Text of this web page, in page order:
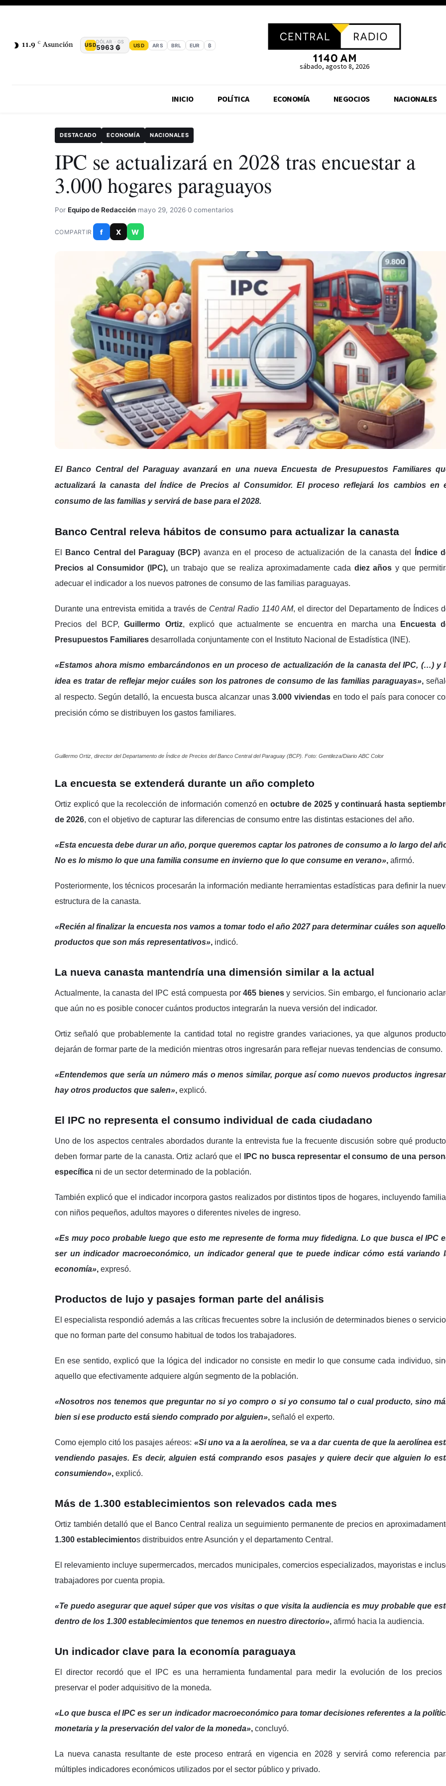
11.9 C Asunción USD
DÓLAR · GS
5963 ₲ USD ARS BRL EUR ₿
sábado, agosto 8, 2026
INICIO POLÍTICA ECONOMÍA NEGOCIOS NACIONALES
DESTACADO ECONOMÍA NACIONALES
IPC se actualizará en 2028 tras encuestar a
3.000 hogares paraguayos
Por Equipo de Redacción·mayo 29, 2026·0 comentarios
COMPARTIR f X W
El Banco Central del Paraguay avanzará en una nueva Encuesta de Presupuestos Familiares
actualizará la canasta del Índice de Precios al Consumidor. El proceso reflejará los cambios en
consumo de las familias y servirá de base para el 2028.
Banco Central releva hábitos de consumo para actualizar la canasta
El Banco Central del Paraguay (BCP) avanza en el proceso de actualización de la canasta del
Índice
Precios al Consumidor (IPC),un trabajo que se realiza aproximadamente cada diez años y que
adecuar el indicador a los nuevos patrones de consumo de las familias paraguayas.
Durante una entrevista emitida a través de Central Radio 1140 AM, el director del Departamento de Índices
Precios del BCP,Guillermo Ortiz, explicó que actualmente se encuentra en marcha una
Encuesta
Presupuestos Familiares desarrollada conjuntamente con el Instituto Nacional de Estadística (INE).
«Estamos ahora mismo embarcándonos en un proceso de actualización de la canasta del IPC, (…) y
idea es tratar de reflejar mejor cuáles son los patrones de consumo de las familias paraguayas»,
al respecto. Según detalló, la encuesta busca alcanzar unas3.000 viviendas en todo el país para conocer
precisión cómo se distribuyen los gastos familiares.
Guillermo Ortiz, director del Departamento de Índice de Precios del Banco Central del Paraguay (BCP). Foto: Gentileza/Diario ABC Color
La encuesta se extenderá durante un año completo
Ortiz explicó que la recolección de información comenzó enoctubre de 2025 y continuará hasta
de 2026, con el objetivo de capturar las diferencias de consumo entre las distintas estaciones del año.
«Esta encuesta debe durar un año, porque queremos captar los patrones de consumo a lo largo del
No es lo mismo lo que una familia consume en invierno que lo que consume en verano», afirmó.
Posteriormente, los técnicos procesarán la información mediante herramientas estadísticas para definir la
estructura de la canasta.
«Recién al finalizar la encuesta nos vamos a tomar todo el año 2027 para determinar cuáles son
productos que son más representativos», indicó.
La nueva canasta mantendría una dimensión similar a la actual
Actualmente, la canasta del IPC está compuesta por 465 bienesy servicios. Sin embargo, el funcionario
que aún no es posible conocer cuántos productos integrarán la nueva versión del indicador.
Ortiz señaló que probablemente la cantidad total no registre grandes variaciones, ya que algunos
dejarán de formar parte de la medición mientras otros ingresarán para reflejar nuevas tendencias de consumo.
«Entendemos que sería un número más o menos similar, porque así como nuevos productos
hay otros productos que salen», explicó.
El IPC no representa el consumo individual de cada ciudadano
Uno de los aspectos centrales abordados durante la entrevista fue la frecuente discusión sobre qué
deben formar parte de la canasta. Ortiz aclaró que el
IPC no busca representar el consumo de una
específica ni de un sector determinado de la población.
También explicó que el indicador incorpora gastos realizados por distintos tipos de hogares, incluyendo
con niños pequeños, adultos mayores o diferentes niveles de ingreso.
«Es muy poco probable luego que esto me represente de forma muy fidedigna. Lo que busca el IPC
ser un indicador macroeconómico, un indicador general que te puede indicar cómo está variando
economía», expresó.
Productos de lujo y pasajes forman parte del análisis
El especialista respondió además a las críticas frecuentes sobre la inclusión de determinados bienes o
que no forman parte del consumo habitual de todos los trabajadores.
En ese sentido, explicó que la lógica del indicador no consiste en medir lo que consume cada individuo,
aquello que efectivamente adquiere algún segmento de la población.
«Nosotros nos tenemos que preguntar no si yo compro o si yo consumo tal o cual producto, sino
bien si ese producto está siendo comprado por alguien», señaló el experto.
Como ejemplo citó los pasajes aéreos: «Si uno va a la aerolínea, se va a dar cuenta de que la aerolínea
vendiendo pasajes. Es decir, alguien está comprando esos pasajes y quiere decir que alguien lo
consumiendo», explicó.
Más de 1.300 establecimientos son relevados cada mes
Ortiz también detalló que el Banco Central realiza un seguimiento permanente de precios en
1.300 establecimientos distribuidos entre Asunción y el departamento Central.
El relevamiento incluye supermercados, mercados municipales, comercios especializados, mayoristas e
trabajadores por cuenta propia.
«Te puedo asegurar que aquel súper que vos visitas o que visita la audiencia es muy probable que
dentro de los 1.300 establecimientos que tenemos en nuestro directorio», afirmó hacia la audiencia.
Un indicador clave para la economía paraguaya
El director recordó que el IPC es una herramienta fundamental para medir la evolución de los precios
preservar el poder adquisitivo de la moneda.
«Lo que busca el IPC es ser un indicador macroeconómico para tomar decisiones referentes a la
monetaria y la preservación del valor de la moneda», concluyó.
La nueva canasta resultante de este proceso entrará en vigencia en 2028 y servirá como referencia
múltiples indicadores económicos utilizados por el sector público y privado.